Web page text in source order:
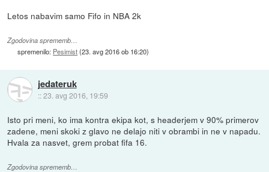
Letos nabavim samo Fifo in NBA 2k
Zgodovina sprememb…
spremenilo: Pesimist(23. avg 2016 ob 16:20)
jedateruk
::23. avg 2016, 19:59
Isto pri meni, ko ima kontra ekipa kot, s headerjem v 90% primerov
zadene, meni skoki z glavo ne delajo niti v obrambi in ne v napadu.
Hvala za nasvet, grem probat fifa 16.
Zgodovina sprememb…